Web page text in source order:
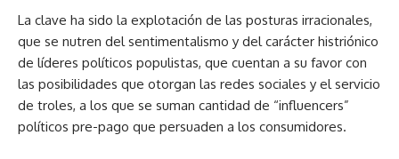
La clave ha sido la explotación de las posturas irracionales,
que se nutren del sentimentalismo y del carácter histriónico
de líderes políticos populistas, que cuentan a su favor con
las posibilidades que otorgan las redes sociales y el servicio
de troles, a los que se suman cantidad de “influencers”
políticos pre-pago que persuaden a los consumidores.